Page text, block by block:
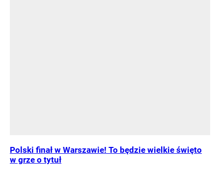
Polski finał w Warszawie! To będzie wielkie święto
w grze o tytuł